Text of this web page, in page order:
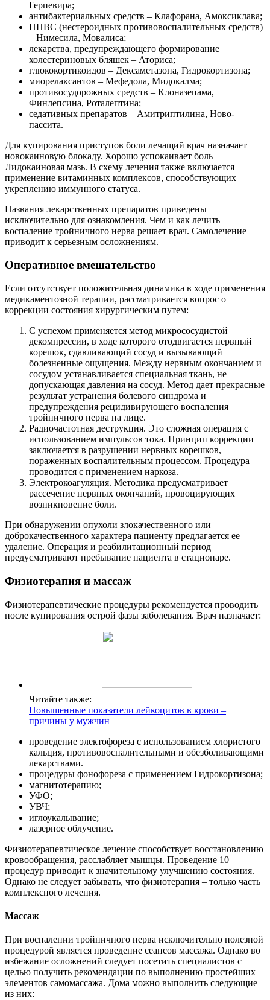
Герпевира;
антибактериальных средств – Клафорана, Амоксиклава;
НПВС (нестероидных противовоспалительных средств)
– Нимесила, Мовалиса;
лекарства, предупреждающего формирование
холестериновых бляшек – Аториса;
глюкокортикоидов – Дексаметазона, Гидрокортизона;
миорелаксантов – Мефедола, Мидокалма;
противосудорожных средств – Клоназепама,
Финлепсина, Роталептина;
седативных препаратов – Амитриптилина, Ново-
пассита.
Для купирования приступов боли лечащий врач назначает
новокаиновую блокаду. Хорошо успокаивает боль
Лидокаиновая мазь. В схему лечения также включается
применение витаминных комплексов, способствующих
укреплению иммунного статуса.
Названия лекарственных препаратов приведены
исключительно для ознакомления. Чем и как лечить
воспаление тройничного нерва решает врач. Самолечение
приводит к серьезным осложнениям.
Оперативное вмешательство
Если отсутствует положительная динамика в ходе применения
медикаментозной терапии, рассматривается вопрос о
коррекции состояния хирургическим путем:
С успехом применяется метод микрососудистой
декомпрессии, в ходе которого отодвигается нервный
корешок, сдавливающий сосуд и вызывающий
болезненные ощущения. Между нервным окончанием и
сосудом устанавливается специальная ткань, не
допускающая давления на сосуд. Метод дает прекрасные
результат устранения болевого синдрома и
предупреждения рецидивирующего воспаления
тройничного нерва на лице.
Радиочастотная деструкция. Это сложная операция с
использованием импульсов тока. Принцип коррекции
заключается в разрушении нервных корешков,
пораженных воспалительным процессом. Процедура
проводится с применением наркоза.
Электрокоагуляция. Методика предусматривает
рассечение нервных окончаний, провоцирующих
возникновение боли.
При обнаружении опухоли злокачественного или
доброкачественного характера пациенту предлагается ее
удаление. Операция и реабилитационный период
предусматривают пребывание пациента в стационаре.
Физиотерапия и массаж
Физиотерапевтические процедуры рекомендуется проводить
после купирования острой фазы заболевания. Врач назначает:
Читайте также:
Повышенные показатели лейкоцитов в крови –
причины у мужчин
проведение электофореза с использованием хлористого
кальция, противовоспалительными и обезболивающими
лекарствами.
процедуры фонофореза с применением Гидрокортизона;
магнитотерапию;
УФО;
УВЧ;
иглоукалывание;
лазерное облучение.
Физиотерапевтическое лечение способствует восстановлению
кровообращения, расслабляет мышцы. Проведение 10
процедур приводит к значительному улучшению состояния.
Однако не следует забывать, что физиотерапия – только часть
комплексного лечения.
Массаж
При воспалении тройничного нерва исключительно полезной
процедурой является проведение сеансов массажа. Однако во
избежание осложнений следует посетить специалистов с
целью получить рекомендации по выполнению простейших
элементов самомассажа. Дома можно выполнить следующие
из них: